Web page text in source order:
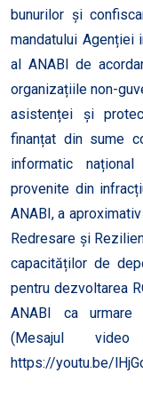
bunurilor și
mandatului Agenției
al ANABI de
organizațiile non-
asistenței și
finanțat din sume
informatic
provenite din
ANABI, a
Redresare și
capacităților de
pentru dezvoltarea
ANABI ca urmare
(Mesajul
https://youtu.be/